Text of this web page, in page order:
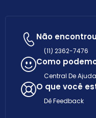
Não
(11) 2362-7476
Como
Central De Ajuda
O que você
Dê Feedback